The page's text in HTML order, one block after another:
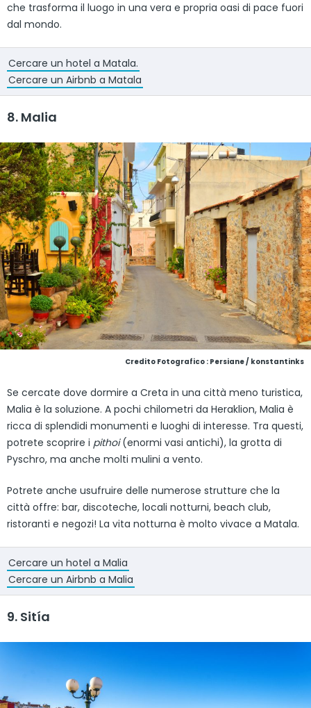
che trasforma il luogo in una vera e propria oasi di pace fuori
dal mondo.
Cercare un hotel a Matala.
Cercare un Airbnb a Matala
8. Malia
Credito Fotografico : Persiane / konstantinks
Se cercate dove dormire a Creta in una città meno turistica,
Malia è la soluzione. A pochi chilometri da Heraklion, Malia è
ricca di splendidi monumenti e luoghi di interesse. Tra questi,
potrete scoprire i pithoi(enormi vasi antichi), la grotta di
Pyschro, ma anche molti mulini a vento.
Potrete anche usufruire delle numerose strutture che la
città offre: bar, discoteche, locali notturni, beach club,
ristoranti e negozi! La vita notturna è molto vivace a Matala.
Cercare un hotel a Malia
Cercare un Airbnb a Malia
9. Sitía